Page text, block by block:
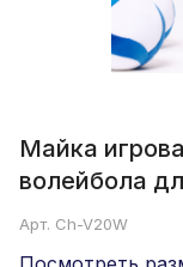
Майка
волейбола
Арт. Ch-V20W